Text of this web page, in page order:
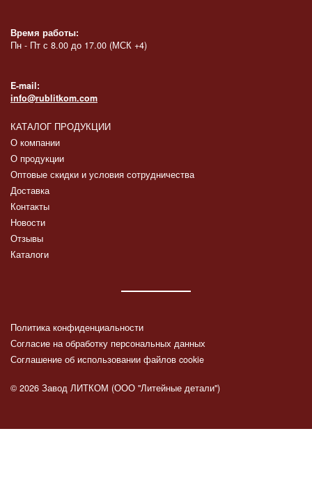
Время работы:
Пн - Пт с 8.00 до 17.00 (МСК +4)
E-mail:
info@rublitkom.com
КАТАЛОГ ПРОДУКЦИИ
О компании
О продукции
Оптовые скидки и условия сотрудничества
Доставка
Контакты
Новости
Отзывы
Каталоги
Политика конфиденциальности
Согласие на обработку персональных данных
Соглашение об использовании файлов cookie
© 2026 Завод ЛИТКОМ (ООО "Литейные детали")